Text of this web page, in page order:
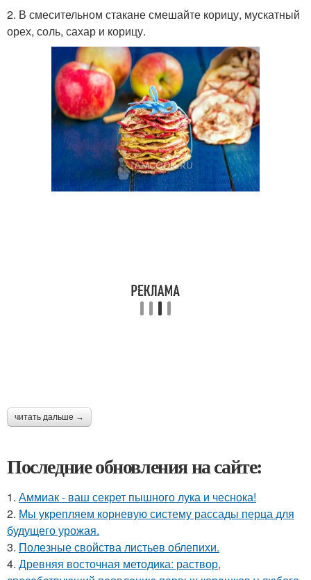
2. В смесительном стакане смешайте корицу, мускатный
орех, соль, сахар и корицу.
читать дальше →
Последние обновления на сайте:
1. Аммиак - ваш секрет пышного лука и чеснока!
2. Мы укрепляем корневую систему рассады перца для
будущего урожая.
3. Полезные свойства листьев облепихи.
4. Древняя восточная методика: раствор,